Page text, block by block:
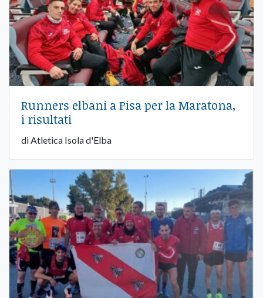
Runners elbani a Pisa per la Maratona,
i risultati
di Atletica Isola d'Elba